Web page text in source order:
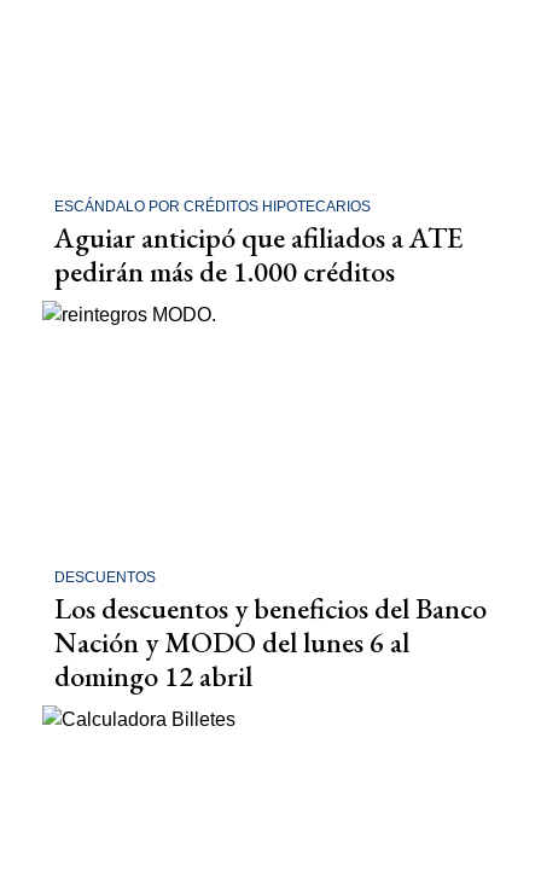
ESCÁNDALO POR CRÉDITOS HIPOTECARIOS
Aguiar anticipó que afiliados a ATE
pedirán más de 1.000 créditos
DESCUENTOS
Los descuentos y beneficios del Banco
Nación y MODO del lunes 6 al
domingo 12 abril